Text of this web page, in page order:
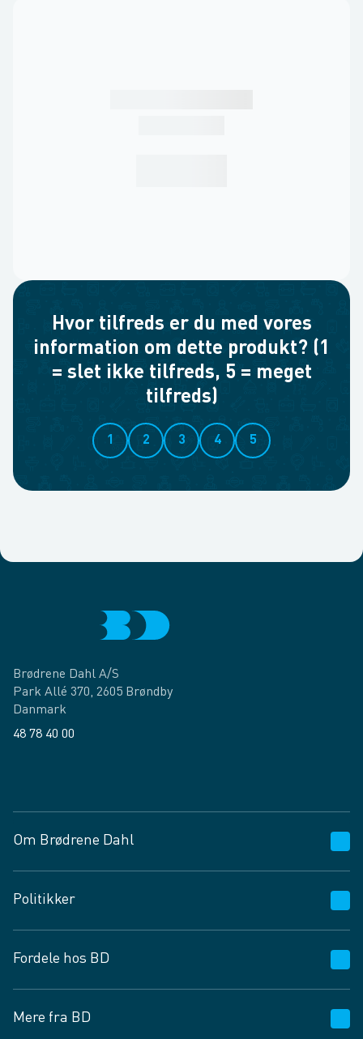
Hvor tilfreds er du med vores
information om dette produkt? (1
= slet ikke tilfreds, 5 = meget
tilfreds)
1 2 3 4 5
Brødrene Dahl A/S
Park Allé 370, 2605 Brøndby
Danmark
48 78 40 00
Om Brødrene Dahl
Vagttelefon 30 10 89 89
Spørgsmål og svar
Job og karriere
Fødevarekontrolrapport
Politikker
Privatlivspolitik
Cookies
Vilkår og betingelser
Fordele hos BD
BD app
Mere fra BD